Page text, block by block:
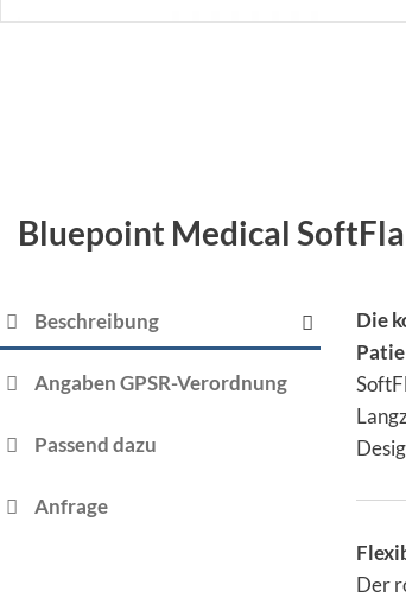
Bluepoint Medical
Beschreibung
Angaben GPSR-Verordnung
Passend dazu
Anfrage
Die
Der